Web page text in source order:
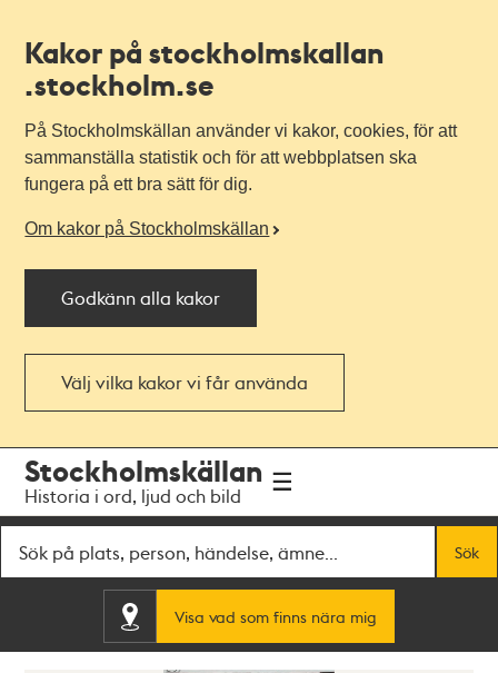
Kakor på stockholmskallan
.stockholm.se
På Stockholmskällan använder vi kakor, cookies, för att
sammanställa statistik och för att webbplatsen ska
fungera på ett bra sätt för dig.
Om kakor på Stockholmskällan
Godkänn alla kakor
Välj vilka kakor vi får använda
navigationen
huvudinnehållet
Stockholmskällan
Historia i ord, ljud och bild
Sök
Visa vad som finns nära mig